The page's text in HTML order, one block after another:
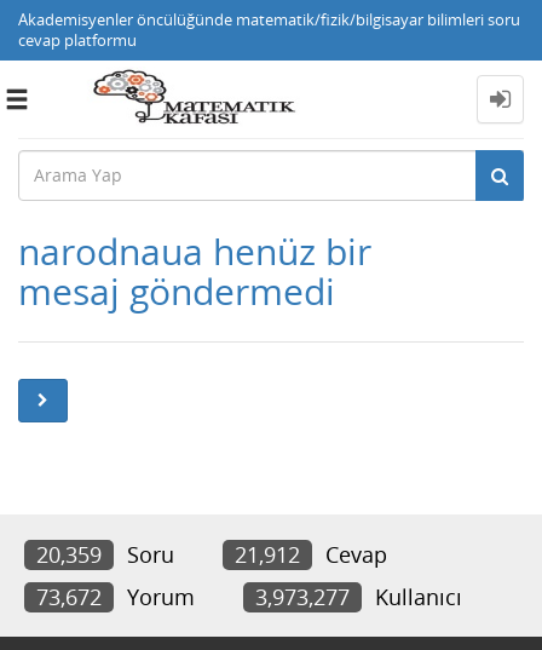
Akademisyenler öncülüğünde matematik/fizik/bilgisayar bilimleri soru
cevap platformu
Toggle
narodnaua henüz bir
mesaj göndermedi
20,359 Soru 21,912
Cevap
73,672
Yorum 3,973,277 Kullanıcı